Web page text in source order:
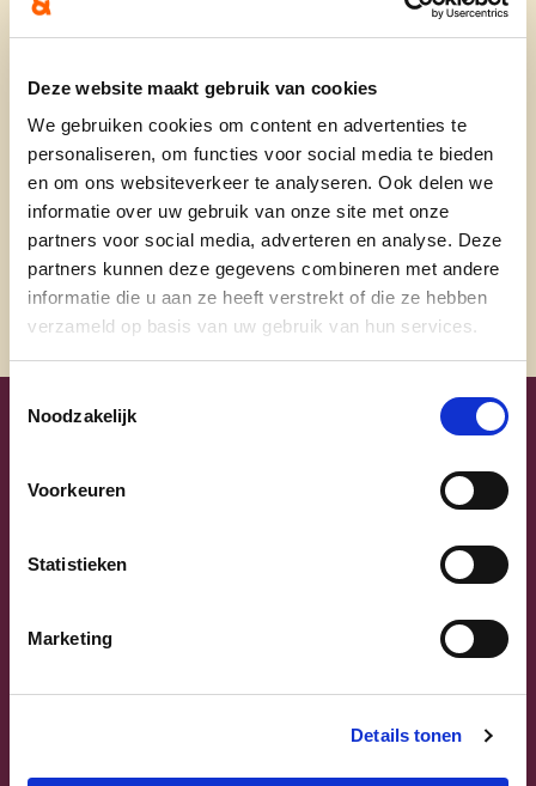
Deze website maakt gebruik van cookies
We gebruiken cookies om content en advertenties te
personaliseren, om functies voor social media te bieden
en om ons websiteverkeer te analyseren. Ook delen we
informatie over uw gebruik van onze site met onze
partners voor social media, adverteren en analyse. Deze
partners kunnen deze gegevens combineren met andere
informatie die u aan ze heeft verstrekt of die ze hebben
verzameld op basis van uw gebruik van hun services.
Noodzakelijk
Voorkeuren
Statistieken
Marketing
Details tonen
canootm@gmail.com
@Michael_Canoot
@michael.canoo
@michael_canoot
Next